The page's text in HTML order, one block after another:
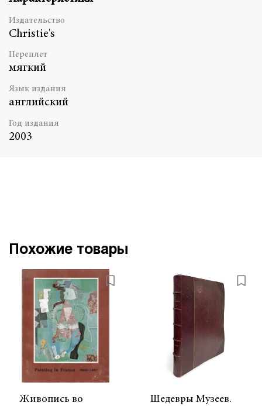
Издательство
Christie's
Переплет
мягкий
Язык издания
английский
Год издания
2003
Похожие товары
Живопись во
Шедевры Музеев.